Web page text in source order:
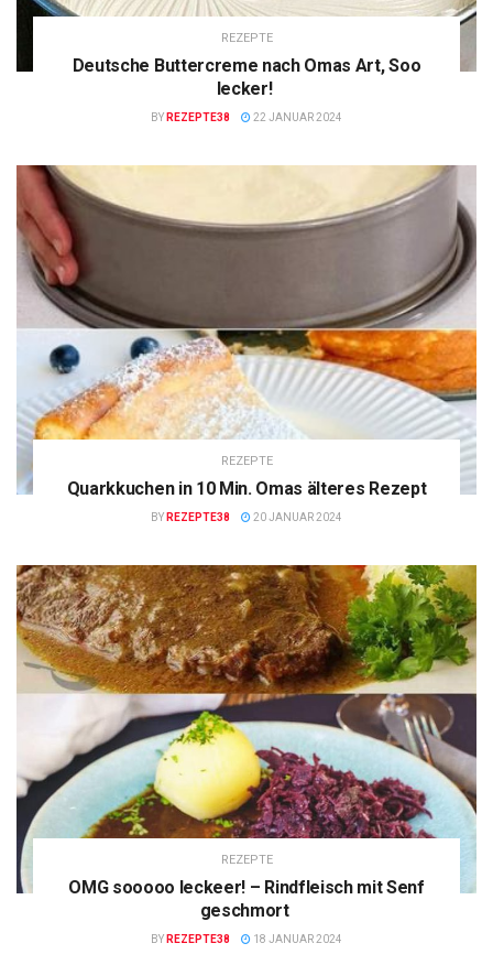
REZEPTE
Deutsche Buttercreme nach Omas Art, Soo
lecker!
BY REZEPTE38 22 JANUAR 2024
REZEPTE
Quarkkuchen in 10 Min. Omas älteres Rezept
BY REZEPTE38 20 JANUAR 2024
REZEPTE
OMG sooooo leckeer! – Rindfleisch mit Senf
geschmort
BY REZEPTE38 18 JANUAR 2024